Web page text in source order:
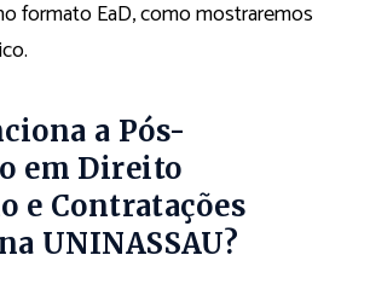
formato EaD, como mostraremos
a Pós-
em Direito
e Contratações
UNINASSAU?